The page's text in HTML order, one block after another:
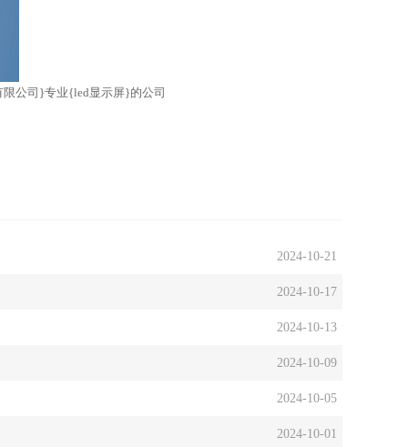
公司}专业{led显示屏}的公司
2024-10-21
2024-10-17
2024-10-13
2024-10-09
2024-10-05
2024-10-01